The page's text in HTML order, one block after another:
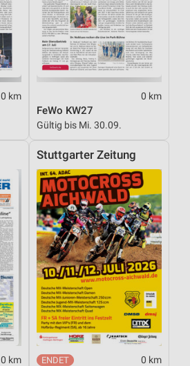
0 km 0 km
FeWo KW27
Gültig bis Mi. 30.09.
0 km
Stuttgarter Zeitung
0 km